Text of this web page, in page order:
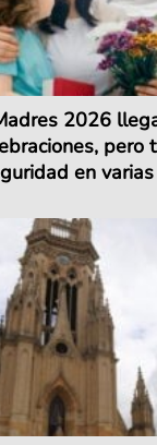
2026
pero
en